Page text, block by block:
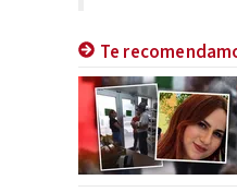
Te